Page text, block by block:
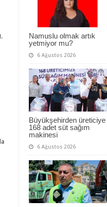
Namuslu olmak artık
yetmiyor mu?
6 Ağustos 2026
Büyükşehirden üreticiye
168 adet süt sağım
makinesi
6 Ağustos 2026